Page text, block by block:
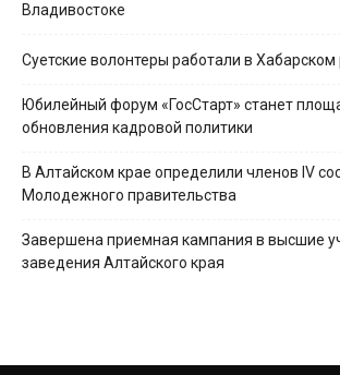
Владивостоке
Суетские волонтеры работали в Хабарском
Юбилейный форум «ГосСтарт» станет
обновления кадровой политики
В Алтайском крае определили членов IV
Молодежного правительства
Завершена приемная кампания в высшие
заведения Алтайского края